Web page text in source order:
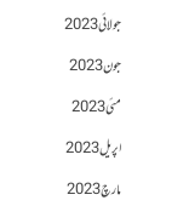
جولائی 2023
جون 2023
مئی 2023
اپریل 2023
مارچ 2023